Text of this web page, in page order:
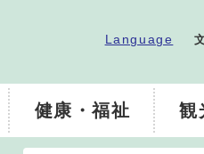
Language
健康・福祉 観